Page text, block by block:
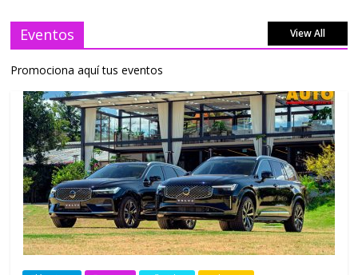
Eventos View All
Promociona aquí tus eventos